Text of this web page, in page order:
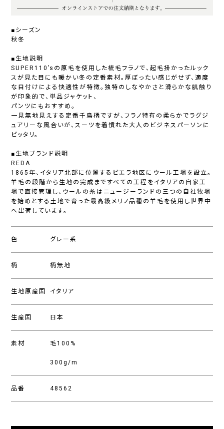
■シーズン
秋冬
■生地説明
SUPER110’sの原毛を使用した梳毛フラノで、起毛掛かったルック
スが見た目にも暖かい冬の定番素材。厚ぼったい感じがせず、適度
な目付けによる快適性が特徴。独特のしなやかさと滑らかな肌触り
が印象的で、単品ジャケット、
パンツにもおすすめ。
一見無地見えする定番千鳥柄ですが、フラノ特有の柔らかでラグジ
ュアリーな風合いが、スーツを着慣れた大人のビジネスパーソンに
ピッタリ。
■生地ブランド説明
REDA
1865年、イタリア北部に位置するビエラ地区にウール工場を設立。
羊毛の段階から生地の完成まですべての工程をイタリアの自家工
場で直接管理し、ウールの糸はニュージーランドの三つの自社牧場
を始めとする土地で育った最高級メリノ品種の羊毛を使用し世界中
へ出荷しています。
色 グレー系
柄 柄無地
生地原産国 イタリア
生産国 日本
素材 毛100%
300g/m
品番 48562